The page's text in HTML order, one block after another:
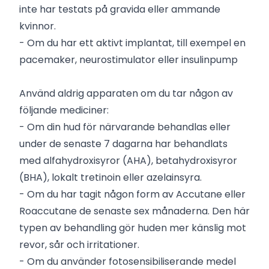
inte har testats på gravida eller ammande
kvinnor.
- Om du har ett aktivt implantat, till exempel en
pacemaker, neurostimulator eller insulinpump
Använd aldrig apparaten om du tar någon av
följande mediciner:
- Om din hud för närvarande behandlas eller
under de senaste 7 dagarna har behandlats
med alfahydroxisyror (AHA), betahydroxisyror
(BHA), lokalt tretinoin eller azelainsyra.
- Om du har tagit någon form av Accutane eller
Roaccutane de senaste sex månaderna. Den här
typen av behandling gör huden mer känslig mot
revor, sår och irritationer.
- Om du använder fotosensibiliserande medel